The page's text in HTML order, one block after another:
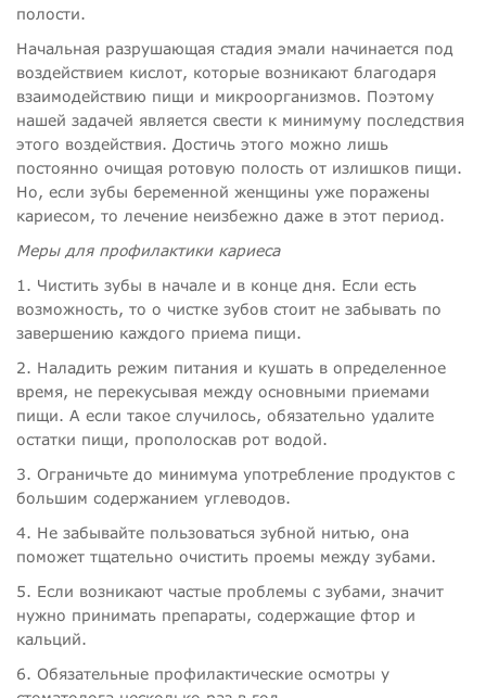
полости.
Начальная разрушающая стадия эмали начинается под
воздействием кислот, которые возникают благодаря
взаимодействию пищи и микроорганизмов. Поэтому
нашей задачей является свести к минимуму последствия
этого воздействия. Достичь этого можно лишь
постоянно очищая ротовую полость от излишков пищи.
Но, если зубы беременной женщины уже поражены
кариесом, то лечение неизбежно даже в этот период.
Меры для профилактики кариеса
1. Чистить зубы в начале и в конце дня. Если есть
возможность, то о чистке зубов стоит не забывать по
завершению каждого приема пищи.
2. Наладить режим питания и кушать в определенное
время, не перекусывая между основными приемами
пищи. А если такое случилось, обязательно удалите
остатки пищи, прополоскав рот водой.
3. Ограничьте до минимума употребление продуктов с
большим содержанием углеводов.
4. Не забывайте пользоваться зубной нитью, она
поможет тщательно очистить проемы между зубами.
5. Если возникают частые проблемы с зубами, значит
нужно принимать препараты, содержащие фтор и
кальций.
6. Обязательные профилактические осмотры у